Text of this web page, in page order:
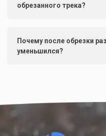
обрезанного трека?
Почему после обрезки
уменьшился?